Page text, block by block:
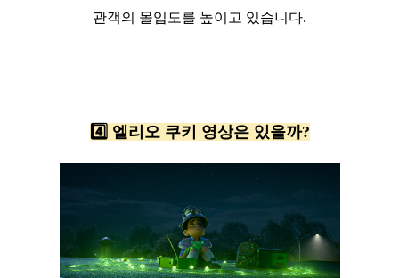
관객의 몰입도를 높이고 있습니다.
4️⃣ 엘리오 쿠키 영상은 있을까?